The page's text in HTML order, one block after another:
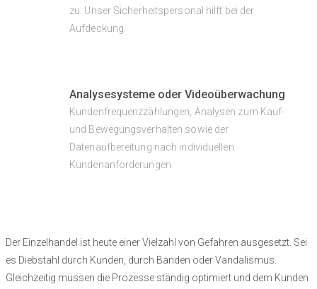
zu. Unser Sicherheitspersonal hilft bei der
Aufdeckung.
Analysesysteme oder Videoüberwachung
Kundenfrequenzzählungen, Analysen zum Kauf-
und Bewegungsverhalten sowie der
Datenaufbereitung nach individuellen
Kundenanforderungen
Der Einzelhandel ist heute einer Vielzahl von Gefahren ausgesetzt. Sei
es Diebstahl durch Kunden, durch Banden oder Vandalismus.
Gleichzeitig müssen die Prozesse ständig optimiert und dem Kunden